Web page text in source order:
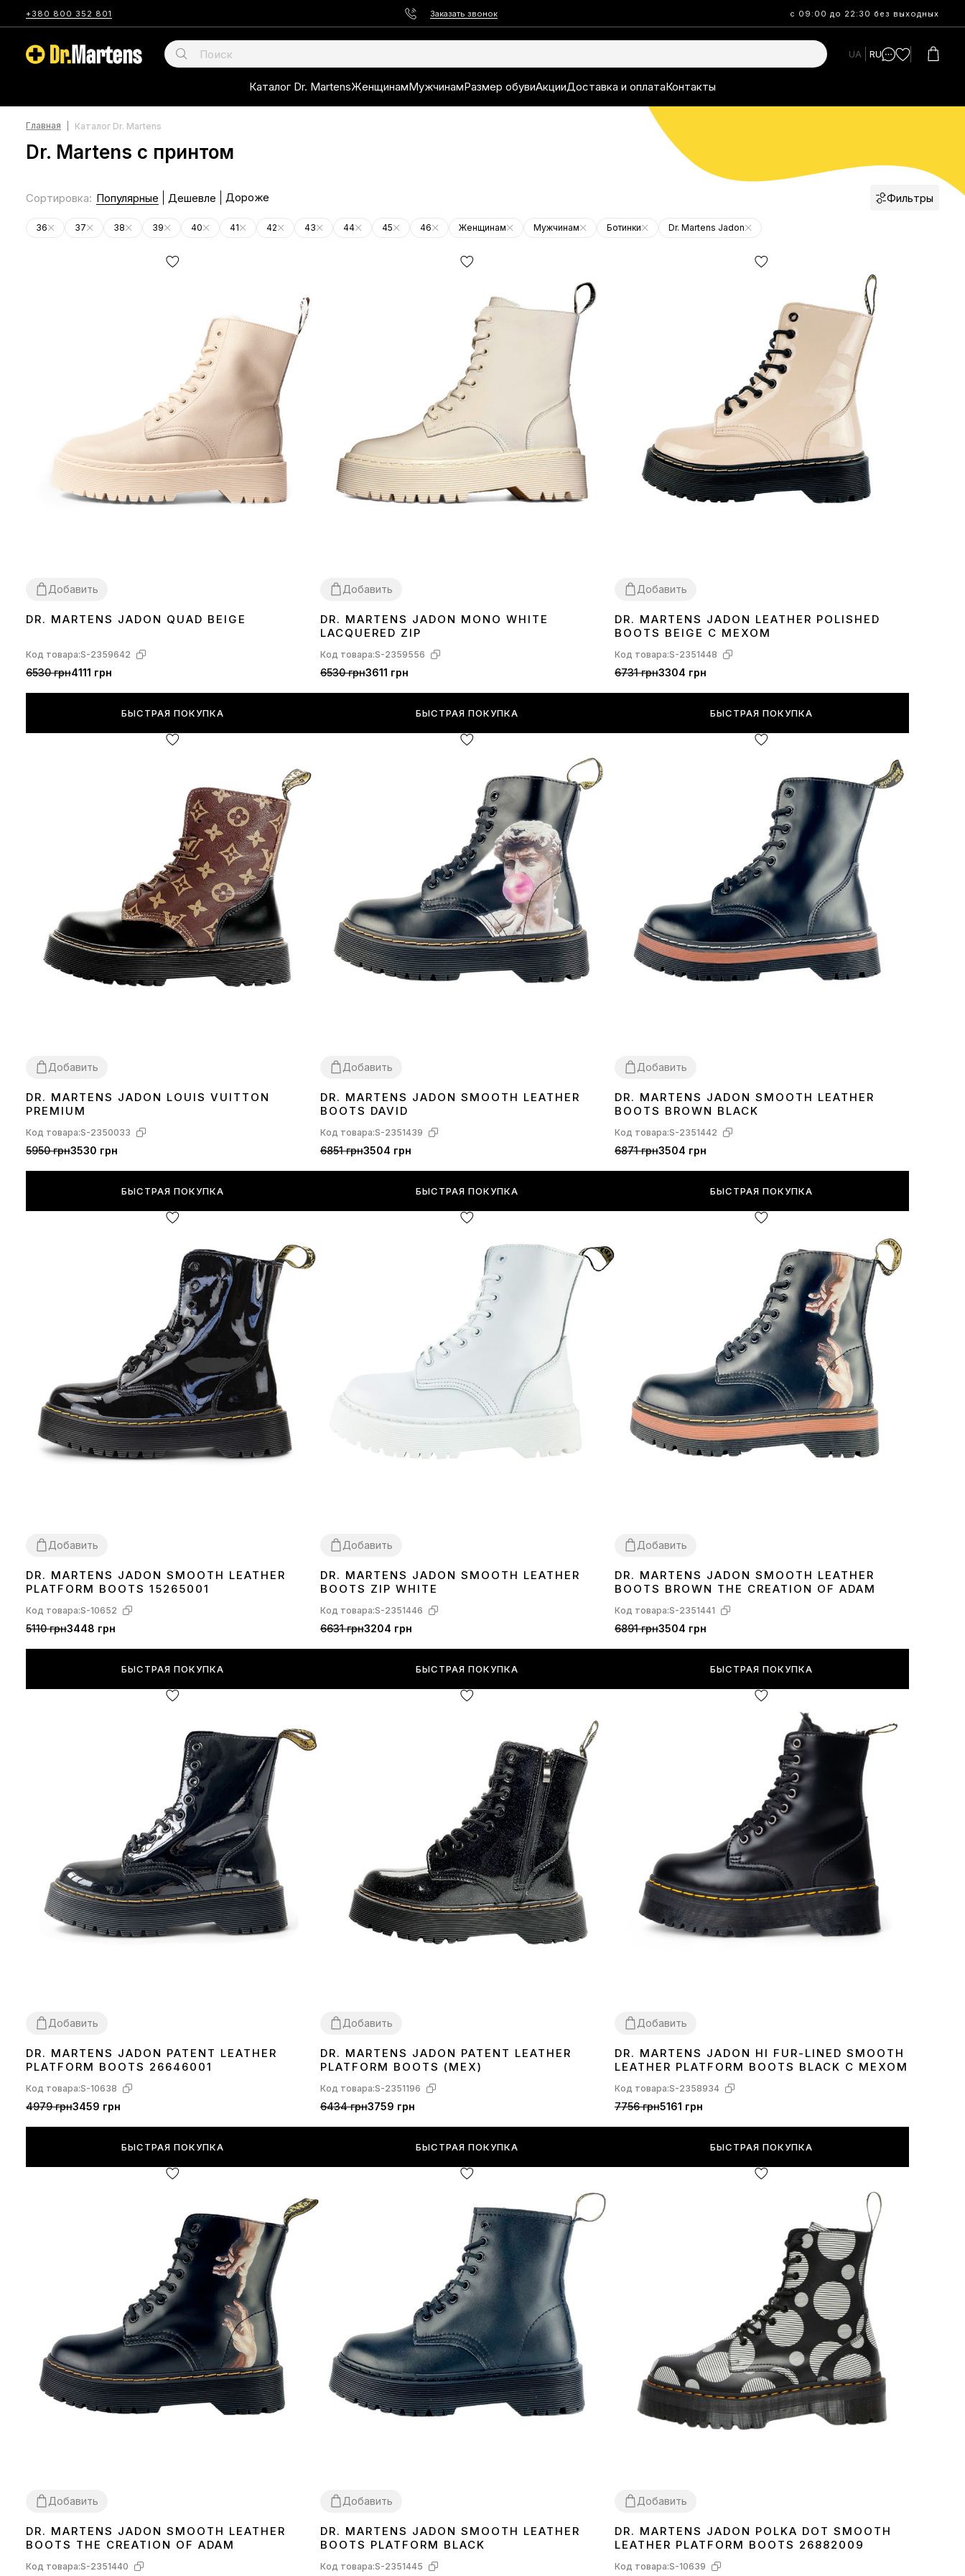
+380 800 352 801 Заказать звонок с 09:00 до 22:30 без выходных
UA RU
Каталог Dr. MartensЖенщинамМужчинамРазмер обувиАкцииДоставка и оплатаКонтакты
Главная Каталог Dr. Martens
Dr. Martens с принтом
Сортировка: Популярные Дешевле Дороже Фильтры
36 37 38 39 40 41 42 43 44 45 46 Женщинам Мужчинам Ботинки Dr. Martens Jadon
Добавить
36 3940
DR. MARTENS JADON QUAD BEIGE
Код товара:S-2359642
6530 грн4111 грн
БЫСТРАЯ ПОКУПКА
Добавить
36 373839
DR. MARTENS JADON MONO WHITE
LACQUERED ZIP
Код товара:S-2359556
6530 грн3611 грн
БЫСТРАЯ ПОКУПКА
Добавить
36 373839
DR. MARTENS JADON LEATHER POLISHED
BOOTS BEIGE С МЕХОМ
Код товара:S-2351448
6731 грн3304 грн
БЫСТРАЯ ПОКУПКА
Добавить
36 3739
DR. MARTENS JADON LOUIS VUITTON
PREMIUM
Код товара:S-2350033
5950 грн3530 грн
БЫСТРАЯ ПОКУПКА
Добавить
36 3738
DR. MARTENS JADON SMOOTH LEATHER
BOOTS DAVID
Код товара:S-2351439
6851 грн3504 грн
БЫСТРАЯ ПОКУПКА
Добавить
36
DR. MARTENS JADON SMOOTH LEATHER
BOOTS BROWN BLACK
Код товара:S-2351442
6871 грн3504 грн
БЫСТРАЯ ПОКУПКА
Добавить
36 3738
DR. MARTENS JADON SMOOTH LEATHER
PLATFORM BOOTS 15265001
Код товара:S-10652
5110 грн3448 грн
БЫСТРАЯ ПОКУПКА
Добавить
36
DR. MARTENS JADON SMOOTH LEATHER
BOOTS ZIP WHITE
Код товара:S-2351446
6631 грн3204 грн
БЫСТРАЯ ПОКУПКА
Добавить
37 38
DR. MARTENS JADON SMOOTH LEATHER
BOOTS BROWN THE CREATION OF ADAM
Код товара:S-2351441
6891 грн3504 грн
БЫСТРАЯ ПОКУПКА
Добавить
36 37
DR. MARTENS JADON PATENT LEATHER
PLATFORM BOOTS 26646001
Код товара:S-10638
4979 грн3459 грн
БЫСТРАЯ ПОКУПКА
Добавить
36
DR. MARTENS JADON PATENT LEATHER
PLATFORM BOOTS (МЕХ)
Код товара:S-2351196
6434 грн3759 грн
БЫСТРАЯ ПОКУПКА
Добавить
36 373839 404142
DR. MARTENS JADON HI FUR-LINED SMOOTH
LEATHER PLATFORM BOOTS BLACK С МЕХОМ
Код товара:S-2358934
7756 грн5161 грн
БЫСТРАЯ ПОКУПКА
Добавить
36
DR. MARTENS JADON SMOOTH LEATHER
BOOTS THE CREATION OF ADAM
Код товара:S-2351440
Добавить
36
DR. MARTENS JADON SMOOTH LEATHER
BOOTS PLATFORM BLACK
Код товара:S-2351445
Добавить
36
DR. MARTENS JADON POLKA DOT SMOOTH
LEATHER PLATFORM BOOTS 26882009
Код товара:S-10639